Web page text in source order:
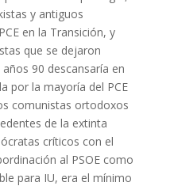
y antiguos
en la Transición, y
que se dejaron
90 descansaría en
por la mayoría del PCE
comunistas ortodoxos
de la extinta
críticos con el
al PSOE como
para IU, era el mínimo